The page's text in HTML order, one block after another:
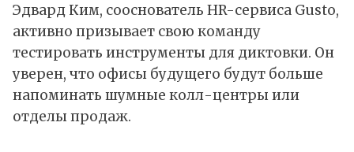
Эдвард Ким, сооснователь HR-сервиса Gusto,
активно призывает свою команду
тестировать инструменты для диктовки. Он
уверен, что офисы будущего будут больше
напоминать шумные колл-центры или
отделы продаж.